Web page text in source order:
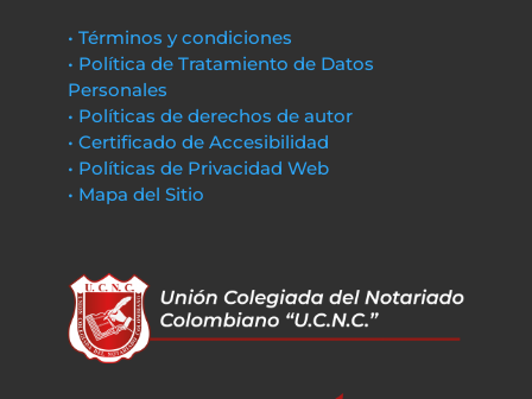
• Términos y condiciones
• Política de Tratamiento de Datos
Personales
• Políticas de derechos de autor
• Certificado de Accesibilidad
• Políticas de Privacidad Web
• Mapa del Sitio